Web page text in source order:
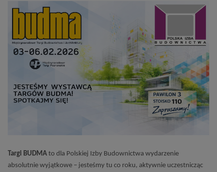
Targi BUDMA to dla Polskiej Izby Budownictwa wydarzenie
absolutnie wyjątkowe – jesteśmy tu co roku, aktywnie uczestnicząc